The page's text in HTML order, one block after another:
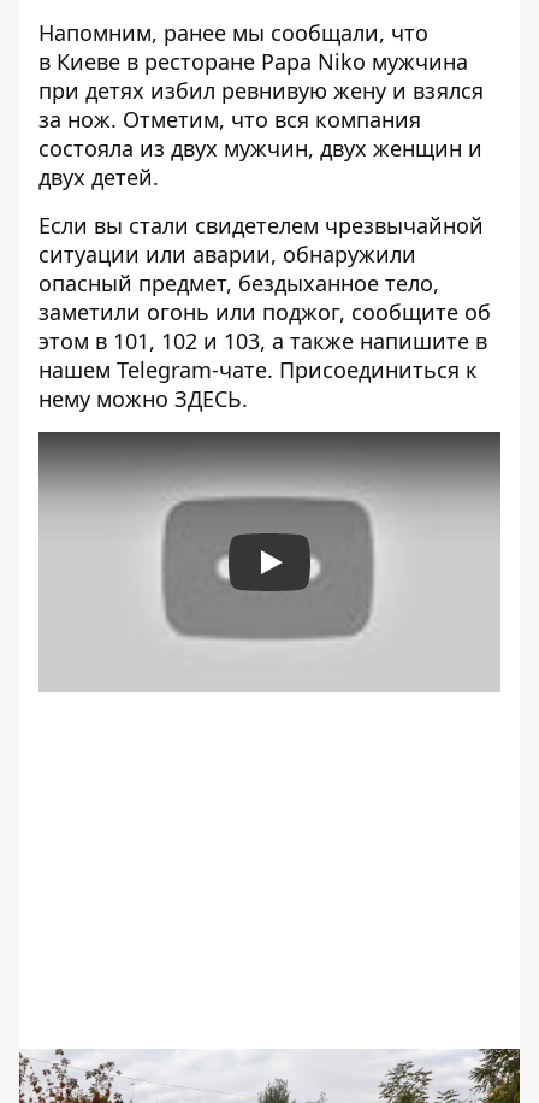
Напомним, ранее мы сообщали, что
в Киеве в ресторане Papa Niko мужчина
при детях избил ревнивую жену и взялся
за нож. Отметим, что вся компания
состояла из двух мужчин, двух женщин и
двух детей.
Если вы стали свидетелем чрезвычайной
ситуации или аварии, обнаружили
опасный предмет, бездыханное тело,
заметили огонь или поджог, сообщите об
этом в 101, 102 и 103, а также напишите в
нашем Telegram-чате. Присоединиться к
нему можно ЗДЕСЬ.
Play